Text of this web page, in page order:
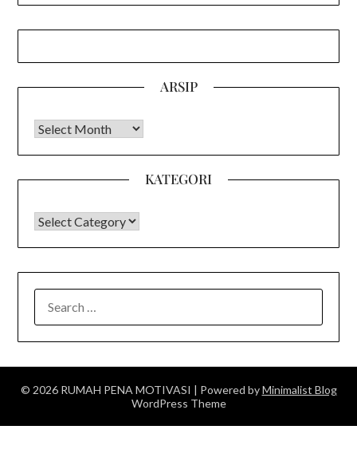
ARSIP
Arsip
KATEGORI
KATEGORI
FOR:
© 2026 RUMAH PENA MOTIVASI | Powered byMinimalist Blog
WordPress Theme